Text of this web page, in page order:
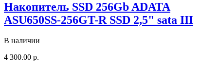
Накопитель SSD 256Gb ADATA
ASU650SS-256GT-R SSD 2,5" sata III
В наличии
4 300.00 р.